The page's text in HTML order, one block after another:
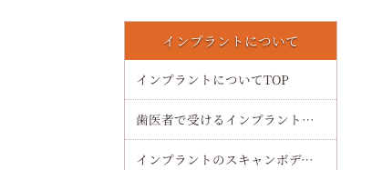
インプラントについて
インプラントについてTOP
歯医者で受けるインプラント治療の流れ・費用・術後ケアまで初心者向けに徹底解説
インプラントのスキャンボディで精度を極める最新ワークフローと選び方